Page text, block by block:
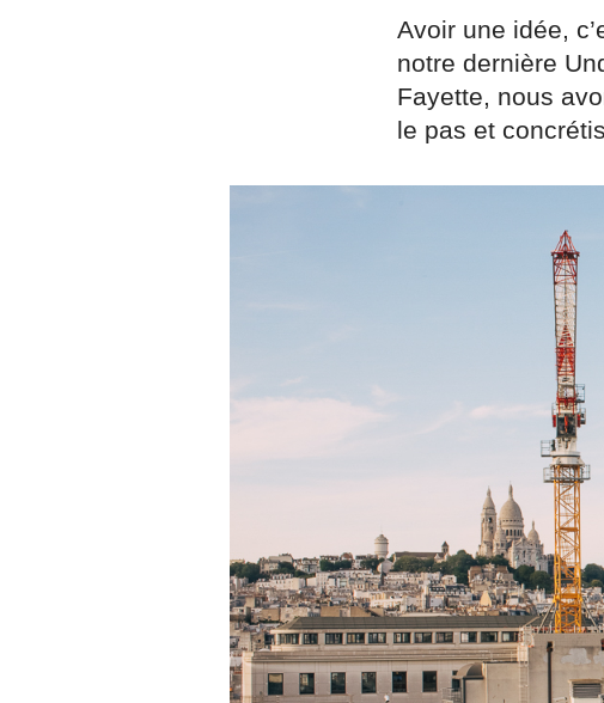
Avoir une idée,
notre dernière
Fayette, nous
le pas et